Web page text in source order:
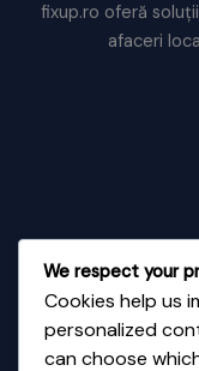
fixup.ro oferă
afaceri
We respect your
Cookies help us
personalized
can choose